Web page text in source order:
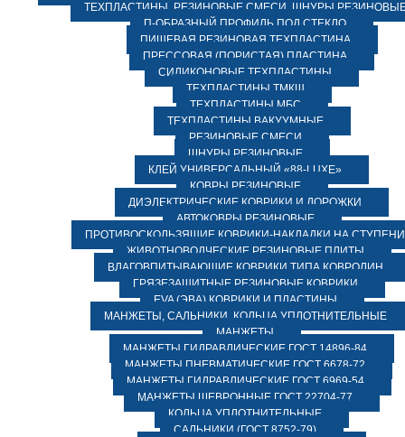
ТЕХПЛАСТИНЫ, РЕЗИНОВЫЕ СМЕСИ, ШНУРЫ
П-ОБРАЗНЫЙ ПРОФИЛЬ ПОД СТЕКЛО
ПИЩЕВАЯ РЕЗИНОВАЯ ТЕХПЛАСТИНА
ПРЕССОВАЯ (ПОРИСТАЯ) ПЛАСТИНА
СИЛИКОНОВЫЕ ТЕХПЛАСТИНЫ
ТЕХПЛАСТИНЫ ТМКЩ
ТЕХПЛАСТИНЫ МБС
ТЕХПЛАСТИНЫ ВАКУУМНЫЕ
РЕЗИНОВЫЕ СМЕСИ
ШНУРЫ РЕЗИНОВЫЕ
КЛЕЙ УНИВЕРСАЛЬНЫЙ «88-LUXE»
КОВРЫ РЕЗИНОВЫЕ
ДИЭЛЕКТРИЧЕСКИЕ КОВРИКИ И ДОРОЖКИ
АВТОКОВРЫ РЕЗИНОВЫЕ
ПРОТИВОСКОЛЬЗЯЩИЕ КОВРИКИ-НАКЛАДКИ НА СТУПЕНИ
ЖИВОТНОВОДЧЕСКИЕ РЕЗИНОВЫЕ ПЛИТЫ
ВЛАГОВПИТЫВАЮЩИЕ КОВРИКИ ТИПА КОВРОЛИН
ГРЯЗЕЗАЩИТНЫЕ РЕЗИНОВЫЕ КОВРИКИ
EVA (ЭВА) КОВРИКИ И ПЛАСТИНЫ
МАНЖЕТЫ, САЛЬНИКИ, КОЛЬЦА УПЛОТНИТЕЛЬНЫЕ
МАНЖЕТЫ
МАНЖЕТЫ ГИДРАВЛИЧЕСКИЕ ГОСТ 14896-84
МАНЖЕТЫ ПНЕВМАТИЧЕСКИЕ ГОСТ 6678-72
МАНЖЕТЫ ГИДРАВЛИЧЕСКИЕ ГОСТ 6969-54
МАНЖЕТЫ ШЕВРОННЫЕ ГОСТ 22704-77
КОЛЬЦА УПЛОТНИТЕЛЬНЫЕ
САЛЬНИКИ (ГОСТ 8752-79)